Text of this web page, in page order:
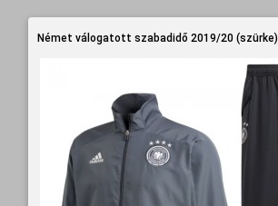
Német válogatott szabadidő 2019/20 (szürke)